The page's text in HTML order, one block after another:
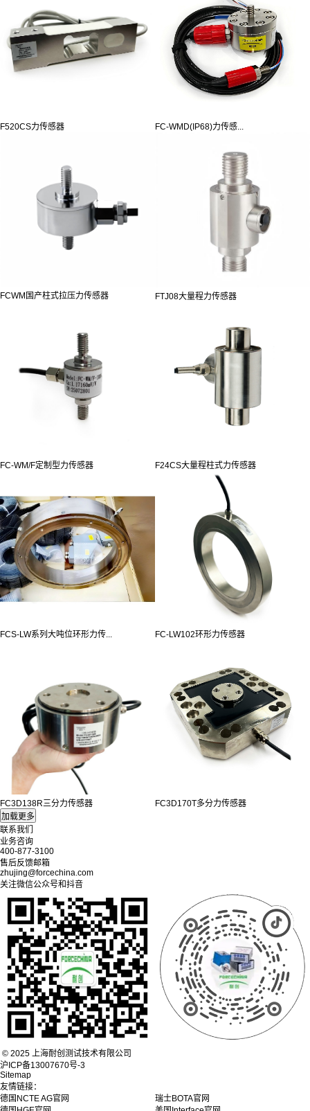
F520CS力传感器 FC-WMD(IP68)力传感...
FCWM国产柱式拉压力传感器 FTJ08大量程力传感器
FC-WM/F定制型力传感器 F24CS大量程柱式力传感器
FCS-LW系列大吨位环形力传... FC-LW102环形力传感器
FC3D138R三分力传感器 FC3D170T多分力传感器
联系我们
业务咨询
400-877-3100
售后反馈邮箱
zhujing@forcechina.com
关注微信公众号和抖音
© 2025 上海耐创测试技术有限公司
沪ICP备13007670号-3
Sitemap
友情链接：
德国NCTE AG官网
瑞士BOTA官网